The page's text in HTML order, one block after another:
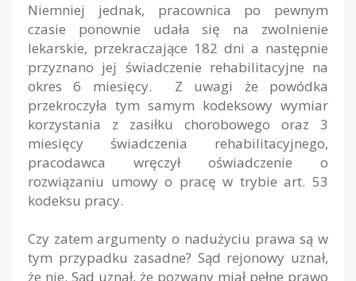
Niemniej jednak, pracownica po pewnym
czasie ponownie udała się na zwolnienie
lekarskie, przekraczające 182 dni a następnie
przyznano jej świadczenie rehabilitacyjne na
okres 6 miesięcy. Z uwagi że powódka
przekroczyła tym samym kodeksowy wymiar
korzystania z zasiłku chorobowego oraz 3
miesięcy świadczenia rehabilitacyjnego,
pracodawca wręczył oświadczenie o
rozwiązaniu umowy o pracę w trybie art. 53
kodeksu pracy.
Czy zatem argumenty o nadużyciu prawa są w
tym przypadku zasadne? Sąd rejonowy uznał,
że nie. Sąd uznał, że pozwany miał pełne prawo